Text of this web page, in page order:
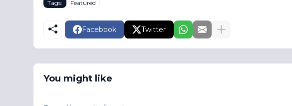
Tags: Featured
Facebook Twitter
You might like